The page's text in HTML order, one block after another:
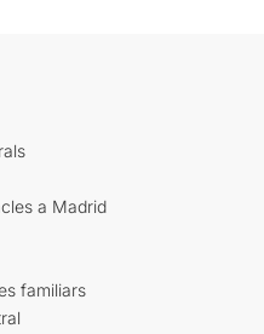
a Madrid
familiars